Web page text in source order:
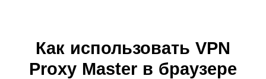
Как использовать VPN
Proxy Master в браузере